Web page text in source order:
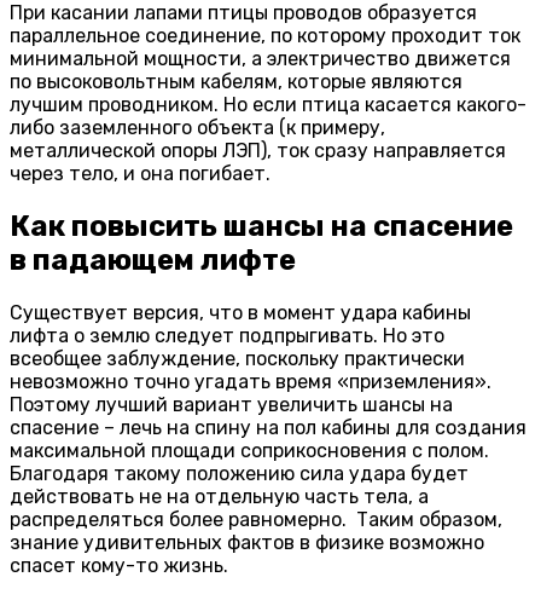
При касании лапами птицы проводов образуется
параллельное соединение, по которому проходит ток
минимальной мощности, а электричество движется
по высоковольтным кабелям, которые являются
лучшим проводником. Но если птица касается какого-
либо заземленного объекта (к примеру,
металлической опоры ЛЭП), ток сразу направляется
через тело, и она погибает.
Как повысить шансы на спасение
в падающем лифте
Существует версия, что в момент удара кабины
лифта о землю следует подпрыгивать. Но это
всеобщее заблуждение, поскольку практически
невозможно точно угадать время «приземления».
Поэтому лучший вариант увеличить шансы на
спасение – лечь на спину на пол кабины для создания
максимальной площади соприкосновения с полом.
Благодаря такому положению сила удара будет
действовать не на отдельную часть тела, а
распределяться более равномерно. Таким образом,
знание удивительных фактов в физике возможно
спасет кому-то жизнь.